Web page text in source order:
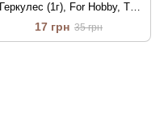
Геркулес (1г), For Hobby, TM
GL Seeds
17 грн 35 грн